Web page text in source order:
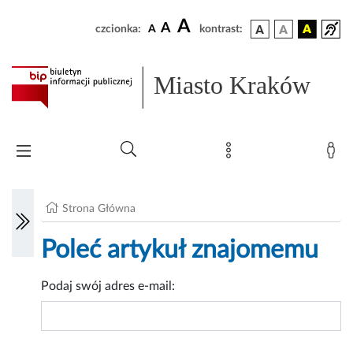
czcionka: A A A kontrast:
Miasto Kraków
Strona Główna
Poleć artykuł znajomemu
Podaj swój adres e-mail: